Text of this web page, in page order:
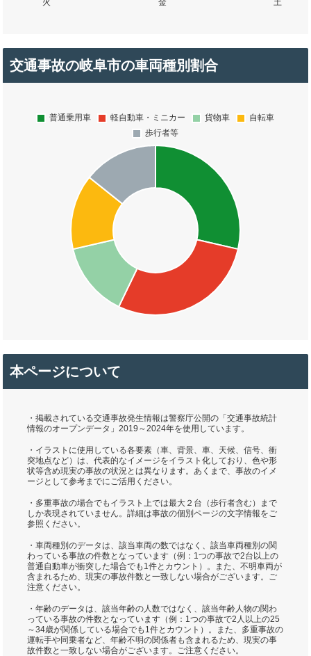
交通事故の岐阜市の車両種別割合
本ページについて
・掲載されている交通事故発生情報は警察庁公開の「交通事故統計
情報のオープンデータ」2019～2024年を使用しています。
・イラストに使用している各要素（車、背景、車、天候、信号、衝
突地点など）は、代表的なイメージをイラスト化しており、色や形
状等含め現実の事故の状況とは異なります。あくまで、事故のイメ
ージとして参考までにご活用ください。
・多重事故の場合でもイラスト上では最大２台（歩行者含む）まで
しか表現されていません。詳細は事故の個別ページの文字情報をご
参照ください。
・車両種別のデータは、該当車両の数ではなく、該当車両種別の関
わっている事故の件数となっています（例：1つの事故で2台以上の
普通自動車が衝突した場合でも1件とカウント）。また、不明車両が
含まれるため、現実の事故件数と一致しない場合がございます。ご
注意ください。
・年齢のデータは、該当年齢の人数ではなく、該当年齢人物の関わ
っている事故の件数となっています（例：1つの事故で2人以上の25
～34歳が関係している場合でも1件とカウント）。また、多重事故の
運転手や同乗者など、年齢不明の関係者も含まれるため、現実の事
故件数と一致しない場合がございます。ご注意ください。